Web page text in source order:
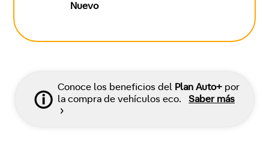
Nuevo
Conoce los beneficios del Plan Auto+ por
la compra de vehículos eco.
Saber más